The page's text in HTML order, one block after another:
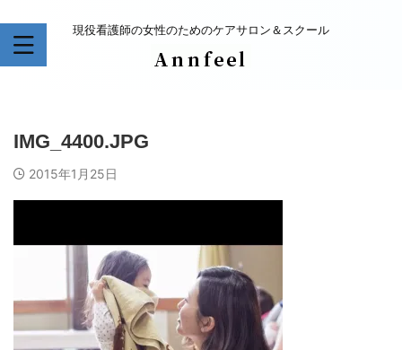
現役看護師の女性のためのケアサロン＆スクール
IMG_4400.JPG
2015年1月25日